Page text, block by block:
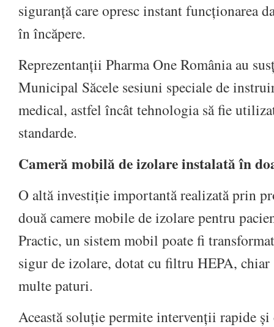
siguranță care opresc instant funcționarea
în încăpere.
Reprezentanții Pharma One România au
Municipal Săcele sesiuni speciale de
medical, astfel încât tehnologia să fie
standarde.
Cameră mobilă de izolare instalată în
O altă investiție importantă realizată prin
două camere mobile de izolare pentru
Practic, un sistem mobil poate fi
sigur de izolare, dotat cu filtru HEPA,
multe paturi.
Această soluție permite intervenții rapide